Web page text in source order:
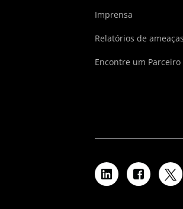
Imprensa
Relatórios de ameaças
Encontre um Parceiro